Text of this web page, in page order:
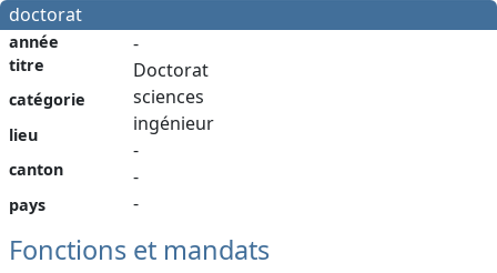
doctorat
année
titre
catégorie
lieu
canton
pays
-
Doctorat
sciences
ingénieur
-
-
-
Fonctions et mandats